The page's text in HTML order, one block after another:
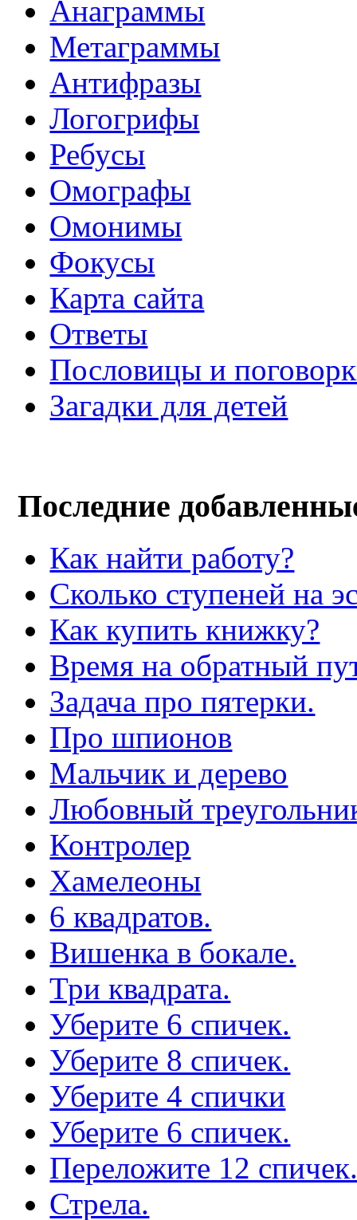
Анаграммы
Метаграммы
Антифразы
Логогрифы
Ребусы
Омографы
Омонимы
Фокусы
Карта сайта
Ответы
Пословицы и
Загадки для детей
Последние
Как найти работу?
Сколько ступеней на
Как купить книжку?
Время на обратный
Задача про пятерки.
Про шпионов
Мальчик и дерево
Любовный
Контролер
Хамелеоны
6 квадратов.
Вишенка в бокале.
Три квадрата.
Уберите 6 спичек.
Уберите 8 спичек.
Уберите 4 спички
Уберите 6 спичек.
Переложите 12
Стрела.